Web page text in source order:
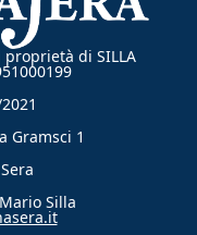
di SILLA
Gramsci 1
Silla